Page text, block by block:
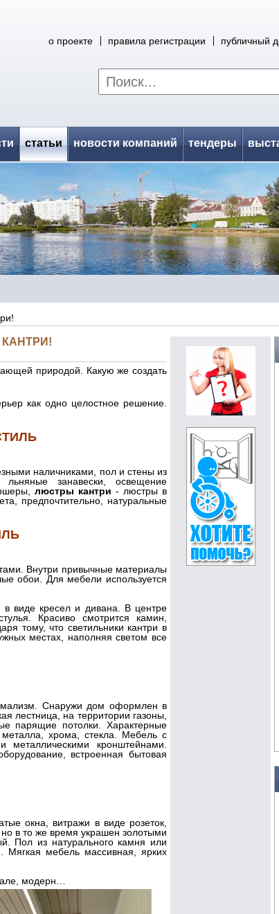
о проекте правила регистрации публичный
статьи новости компаний тендеры
природой. Какую же создать
как одно целостное решение.
наличниками, пол и стены из
занавески, освещение
люстры кантри - люстры в
предпочтительно, натуральные
Внутри привычные материалы
обои. Для мебели используется
в виде кресел и дивана. В центре
Красиво смотрится камин,
тому, что светильники кантри в
местах, наполняя светом все
Снаружи дом оформлен в
лестница, на территории газоны,
парящие потолки. Характерные
хрома, стекла. Мебель с
кронштейнами.
встроенная бытовая
окна, витражи в виде розеток,
в то же время украшен золотыми
Пол из натурального камня или
Мягкая мебель массивная, ярких
модерн…